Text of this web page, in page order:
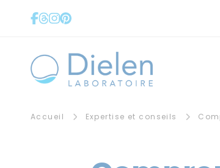
Accueil Expertise et conseils